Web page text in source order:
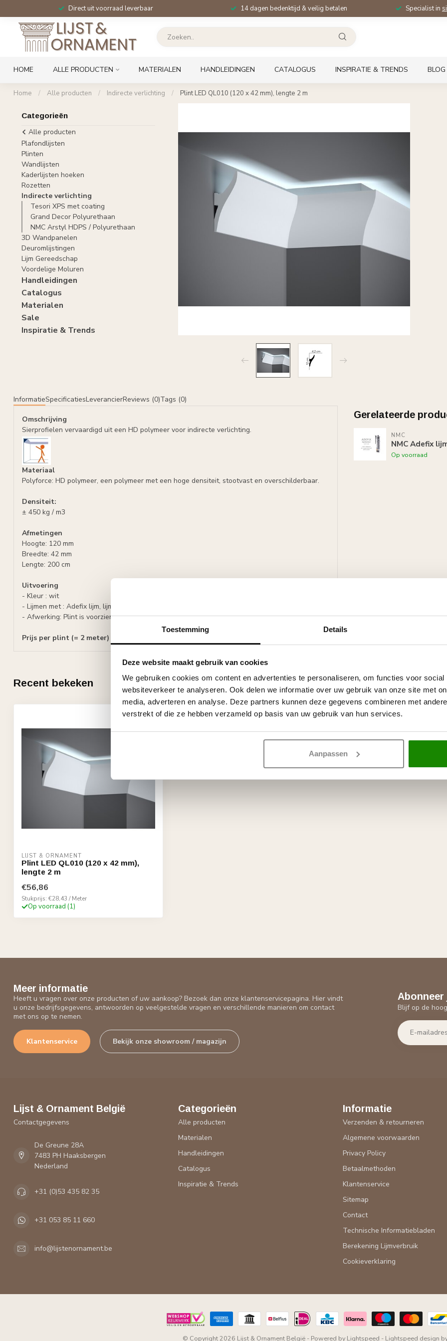
Toestemming Details
Deze website maakt gebruik van cookies
We gebruiken cookies om content en advertenties te personaliseren, om functies voor
websiteverkeer te analyseren. Ook delen we informatie over uw gebruik van onze site met
media, adverteren en analyse. Deze partners kunnen deze gegevens combineren met
verstrekt of die ze hebben verzameld op basis van uw gebruik van hun services.
Aanpassen
Direct uit voorraad leverbaar 14 dagen bedenktijd & veilig betalen Specialist in
HOME ALLE PRODUCTEN MATERIALEN HANDLEIDINGEN CATALOGUS INSPIRATIE & TRENDS BLOG
Home / Alle producten / Indirecte verlichting / Plint LED QL010 (120 x 42 mm), lengte 2 m
Categorieën
Alle producten
Plafondlijsten
Plinten
Wandlijsten
Kaderlijsten hoeken
Rozetten
Indirecte verlichting
Tesori XPS met coating
Grand Decor Polyurethaan
NMC Arstyl HDPS / Polyurethaan
3D Wandpanelen
Deuromlijstingen
Lijm Gereedschap
Voordelige Moluren
Handleidingen
Catalogus
Materialen
Sale
Inspiratie & Trends
InformatieSpecificatiesLeverancierReviews (0)Tags (0)
Omschrijving
Sierprofielen vervaardigd uit een HD polymeer voor indirecte verlichting.
Materiaal
Polyforce: HD polymeer, een polymeer met een hoge densiteit, stootvast en overschilderbaar.
Densiteit:
± 450 kg / m3
Afmetingen
Hoogte: 120 mm
Breedte: 42 mm
Lengte: 200 cm
Uitvoering
- Kleur : wit
- Lijmen met : Adefix lijm, lijmverbruik: 7 - 8 meter lijst per lijmkoker.
- Afwerking: Plint is voorzien van een primer, overschilderbaar met alle soorten verf.
Prijs per plint (= 2 meter)
Gerelateerde
NMC
NMC Adefix
Op voorraad
Recent bekeken
LIJST & ORNAMENT
Plint LED QL010 (120 x 42 mm),
lengte 2 m
€56,86
Stukprijs: €28,43 / Meter
Op voorraad (1)
Meer informatie
Heeft u vragen over onze producten of uw aankoop? Bezoek dan onze klantenservicepagina. Hier vindt
u onze bedrijfsgegevens, antwoorden op veelgestelde vragen en verschillende manieren om contact
met ons op te nemen.
Klantenservice Bekijk onze showroom / magazijn
Abonneer
Blijf op de
Lijst & Ornament België
Contactgegevens
De Greune 28A
7483 PH Haaksbergen
Nederland
+31 (0)53 435 82 35
+31 053 85 11 660
info@lijstenornament.be
Categorieën
Alle producten
Materialen
Handleidingen
Catalogus
Inspiratie & Trends
Informatie
Verzenden & retourneren
Algemene voorwaarden
Privacy Policy
Betaalmethoden
Klantenservice
Sitemap
Contact
Technische Informatiebladen
Berekening Lijmverbruik
Cookieverklaring
© Copyright 2026 Lijst & Ornament België - Powered by Lightspeed - Lightspeed design